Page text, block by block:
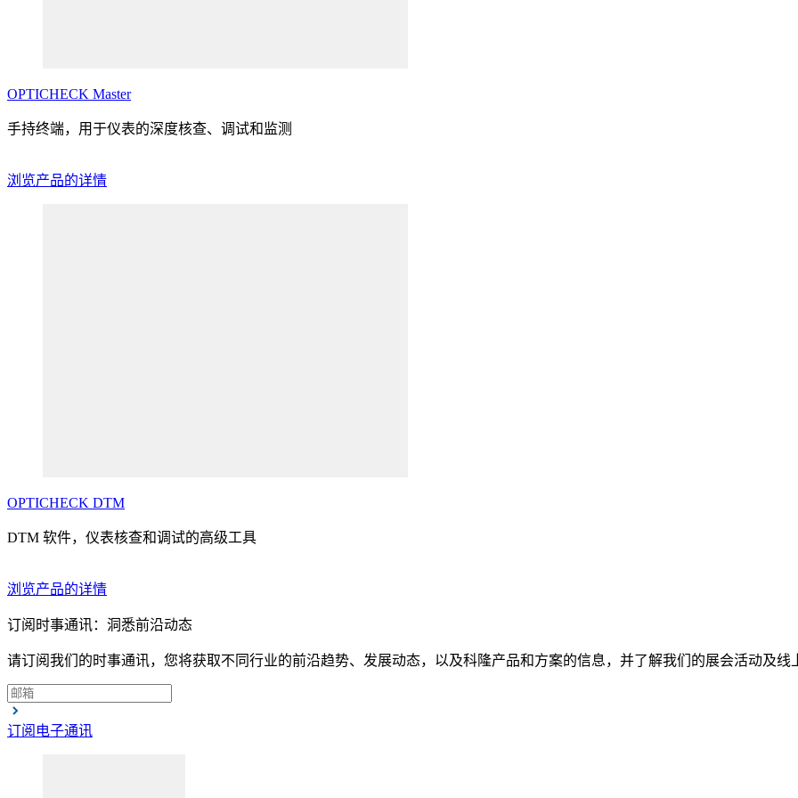
OPTICHECK Master
手持终端，用于仪表的深度核查、调试和监测
浏览产品的详情
OPTICHECK DTM
DTM 软件，仪表核查和调试的高级工具
浏览产品的详情
订阅时事通讯：洞悉前沿动态
请订阅我们的时事通讯，您将获取不同行业的前沿趋势、发展动态，以及科隆产品和方案的信息，并了解我们的展会活动及线
订阅电子通讯